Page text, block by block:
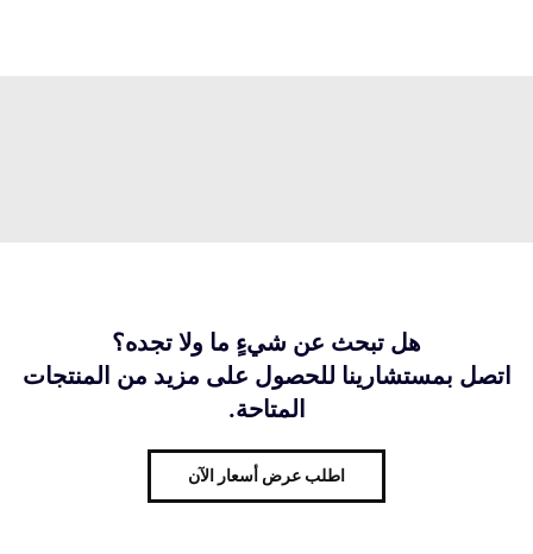
هل تبحث عن شيءٍ ما ولا تجده؟
اتصل بمستشارينا للحصول على مزيد من المنتجات
المتاحة.
اطلب عرض أسعار الآن